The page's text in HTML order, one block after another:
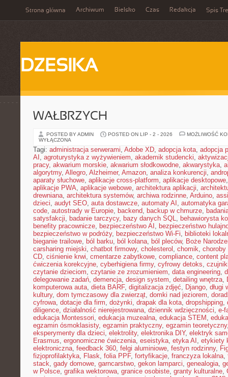
Strona główna Archiwum Bielsko Czas Redakcja Spis
DZESIKA
WAŁBRZYCH
POSTED BY ADMIN POSTED ON LIP - 2 - 2026
MOŻLIWOŚĆ
WYŁĄCZONA
Tagi: administracja serwerami, Adobe XD, adopcja kota, adopcja
AI , agroturystyka z wyżywieniem, akademik studencki,
pracy, akwarium morskie, akwarium słodkowodne, akwarystyka,
algorytmy, Allegro, Alzheimer, Amazon, analiza konkurencji,
aparaty słuchowe, aplikacje cross-platform, aplikacje desktopowe
aplikacje PWA, aplikacje webowe, architektura aplikacji,
drewniana, architektura systemów, archiwa rodzinne, Arduino,
dzieci, audyt SEO, auta dostawcze, automaty AI , automatyka
code, autostrady w Europie, backend, backup w chmurze,
satysfakcji, badanie tarczycy, bazy danych SQL, behawiorysta
benefity pracownicze, bezpieczeństwo AI , bezpieczeństwo
bezpieczeństwo w podróży, bezpieczeństwo Wi-Fi, biblioteki
bieganie trailowe, ból barku, ból kolana, ból pleców, Boże
carsharing miejski, chatbot firmowy, cholesterol , chomik, choroby
CD, ciśnienie krwi, cmentarze zabytkowe, compliance, content
ćwiczenia korekcyjne, cyberhigiena firmy, cyfrowy detoks,
czytanie dzieciom, czytanie ze zrozumieniem, data engineering,
delegowanie zadań, demencja, design system, detailing wnętrza,
komputerowa auta, dieta BARF, digitalizacja zdjęć, Django, długi
kultury, dom tymczasowy dla zwierząt, domki nad jeziorem,
cyfrowa, dotacje dla firm, dożynki, drapak dla kota, dropshipping,
diligence, działalność nierejestrowana, dziennik wdzięczności, e-
edukacja Montessori, edukacja muzealna, edukacja STEM ,
egzamin ósmoklasisty, egzamin praktyczny, egzamin teoretyczny
eksperymenty dla dzieci, elektrolity, elektronika DIY, elektryk
Erasmus, ergonomiczne ćwiczenia, eseistyka, etyka AI , etykiety
elektroniczna, feedback 360, felgi aluminiowe, festyn rodzinny,
fizjoprofilaktyka, Flask, folia PPF, fortyfikacje, franczyza lokalna,
stack, gady domowe, garncarstwo, gekon lamparci, genealogia,
w Polsce, grafika wektorowa, granice osobiste, granty kulturalne,